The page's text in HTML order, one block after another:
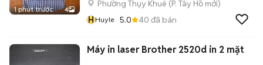
1 phút trước 4
Phường Thụy Khuê (P. Tây Hồ mới)
HHuyle 5.0 40 đã bán
Máy in laser Brother 2520d in 2 mặt